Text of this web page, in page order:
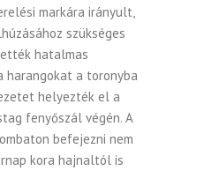
markára irányult,
szükséges
hatalmas
harangokat a toronyba
helyezték el a
fenyőszál végén. A
befejezni nem
kora hajnaltól is